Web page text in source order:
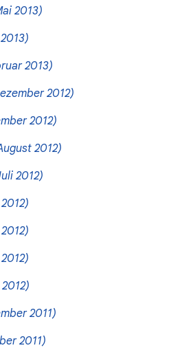
2013)
2013)
2012)
2012)
2012)
2012)
2011)
2011)